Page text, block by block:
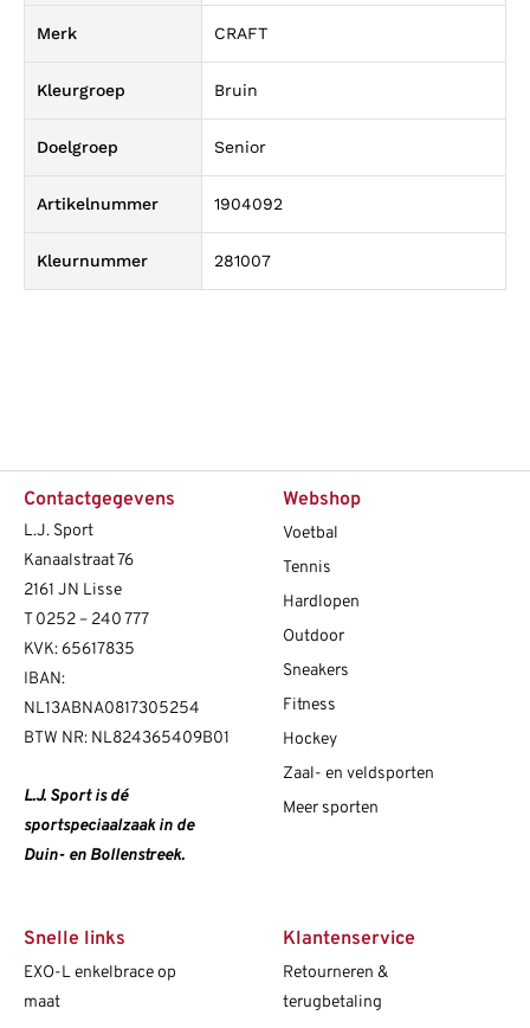
Merk CRAFT
Kleurgroep Bruin
Doelgroep Senior
Artikelnummer 1904092
Kleurnummer 281007
Contactgegevens
L.J. Sport
Kanaalstraat 76
2161 JN Lisse
T 0252 – 240 777
KVK: 65617835
IBAN:
NL13ABNA0817305254
BTW NR: NL824365409B01
L.J. Sport is dé
sportspeciaalzaak in de
Duin- en Bollenstreek.
Webshop
Voetbal
Tennis
Hardlopen
Outdoor
Sneakers
Fitness
Hockey
Zaal- en veldsporten
Meer sporten
Snelle links
EXO-L enkelbrace op
maat
Klantenservice
Retourneren &
terugbetaling